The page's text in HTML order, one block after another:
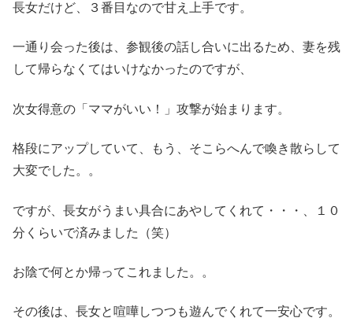
長女だけど、３番目なので甘え上手です。
一通り会った後は、参観後の話し合いに出るため、妻を残
して帰らなくてはいけなかったのですが、
次女得意の「ママがいい！」攻撃が始まります。
格段にアップしていて、もう、そこらへんで喚き散らして
大変でした。。
ですが、長女がうまい具合にあやしてくれて・・・、１０
分くらいで済みました（笑）
お陰で何とか帰ってこれました。。
その後は、長女と喧嘩しつつも遊んでくれて一安心です。